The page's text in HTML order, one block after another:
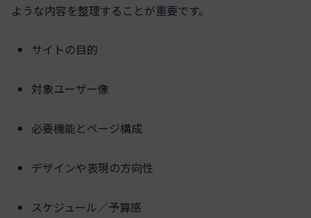
ような内容を整理することが重要です。
サイトの目的
対象ユーザー像
必要機能とページ構成
デザインや表現の方向性
スケジュール／予算感